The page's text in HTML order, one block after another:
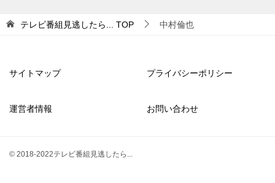
テレビ番組見逃したら... TOP 中村倫也
サイトマップ プライバシーポリシー
運営者情報 お問い合わせ
© 2018-2022テレビ番組見逃したら...